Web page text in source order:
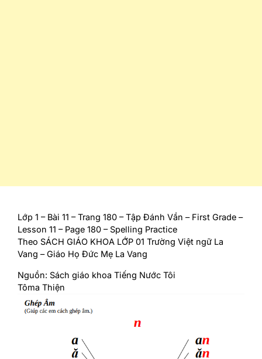
Lớp 1 – Bài 11 – Trang 180 – Tập Đánh Vần – First Grade –
Lesson 11 – Page 180 – Spelling Practice
Theo SÁCH GIÁO KHOA LỚP 01 Trường Việt ngữ La
Vang – Giáo Họ Đức Mẹ La Vang
Nguồn: Sách giáo khoa Tiếng Nước Tôi
Tôma Thiện